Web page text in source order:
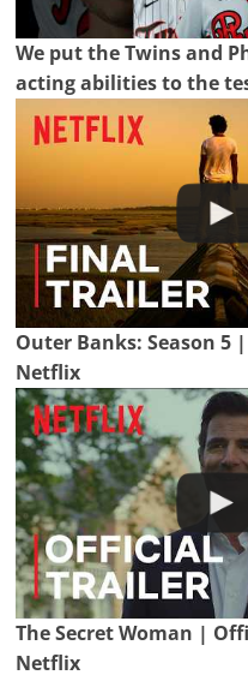
We put the Twins and
acting abilities to the
Outer Banks: Season 5
Netflix
The Secret Woman |
Netflix